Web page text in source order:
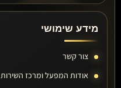
מידע שימושי
צור קשר
אודות המפעל ומרכז השירות